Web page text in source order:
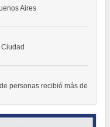
Aires
personas recibió más de